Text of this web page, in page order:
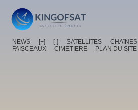
NEWS [+] [-] SATELLITES CHAîNES
FAISCEAUX
CIMETIERE PLAN DU SITE